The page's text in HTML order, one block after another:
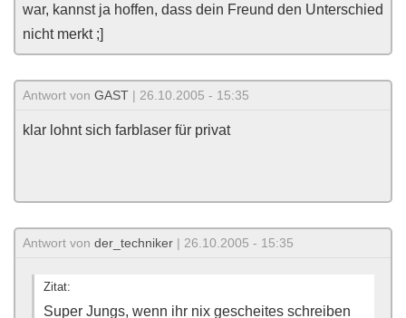
war, kannst ja hoffen, dass dein Freund den Unterschied
nicht merkt ;]
Antwort von GAST | 26.10.2005 - 15:35
klar lohnt sich farblaser für privat
Antwort von der_techniker | 26.10.2005 - 15:35
Zitat:
Super Jungs, wenn ihr nix gescheites schreiben